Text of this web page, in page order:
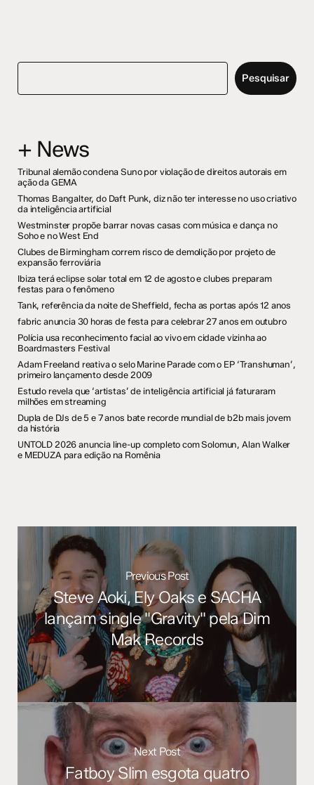
Pesquisar
+ News
Tribunal alemão condena Suno por violação de direitos autorais em
ação da GEMA
Thomas Bangalter, do Daft Punk, diz não ter interesse no uso criativo
da inteligência artificial
Westminster propõe barrar novas casas com música e dança no
Soho e no West End
Clubes de Birmingham correm risco de demolição por projeto de
expansão ferroviária
Ibiza terá eclipse solar total em 12 de agosto e clubes preparam
festas para o fenômeno
Tank, referência da noite de Sheffield, fecha as portas após 12 anos
fabric anuncia 30 horas de festa para celebrar 27 anos em outubro
Polícia usa reconhecimento facial ao vivo em cidade vizinha ao
Boardmasters Festival
Adam Freeland reativa o selo Marine Parade com o EP ‘Transhuman’,
primeiro lançamento desde 2009
Estudo revela que ‘artistas’ de inteligência artificial já faturaram
milhões em streaming
Dupla de DJs de 5 e 7 anos bate recorde mundial de b2b mais jovem
da história
UNTOLD 2026 anuncia line-up completo com Solomun, Alan Walker
e MEDUZA para edição na Romênia
Previous Post
Steve Aoki, Ely Oaks e SACHA
lançam single "Gravity" pela Dim
Mak Records
Next Post
Fatboy Slim esgota quatro